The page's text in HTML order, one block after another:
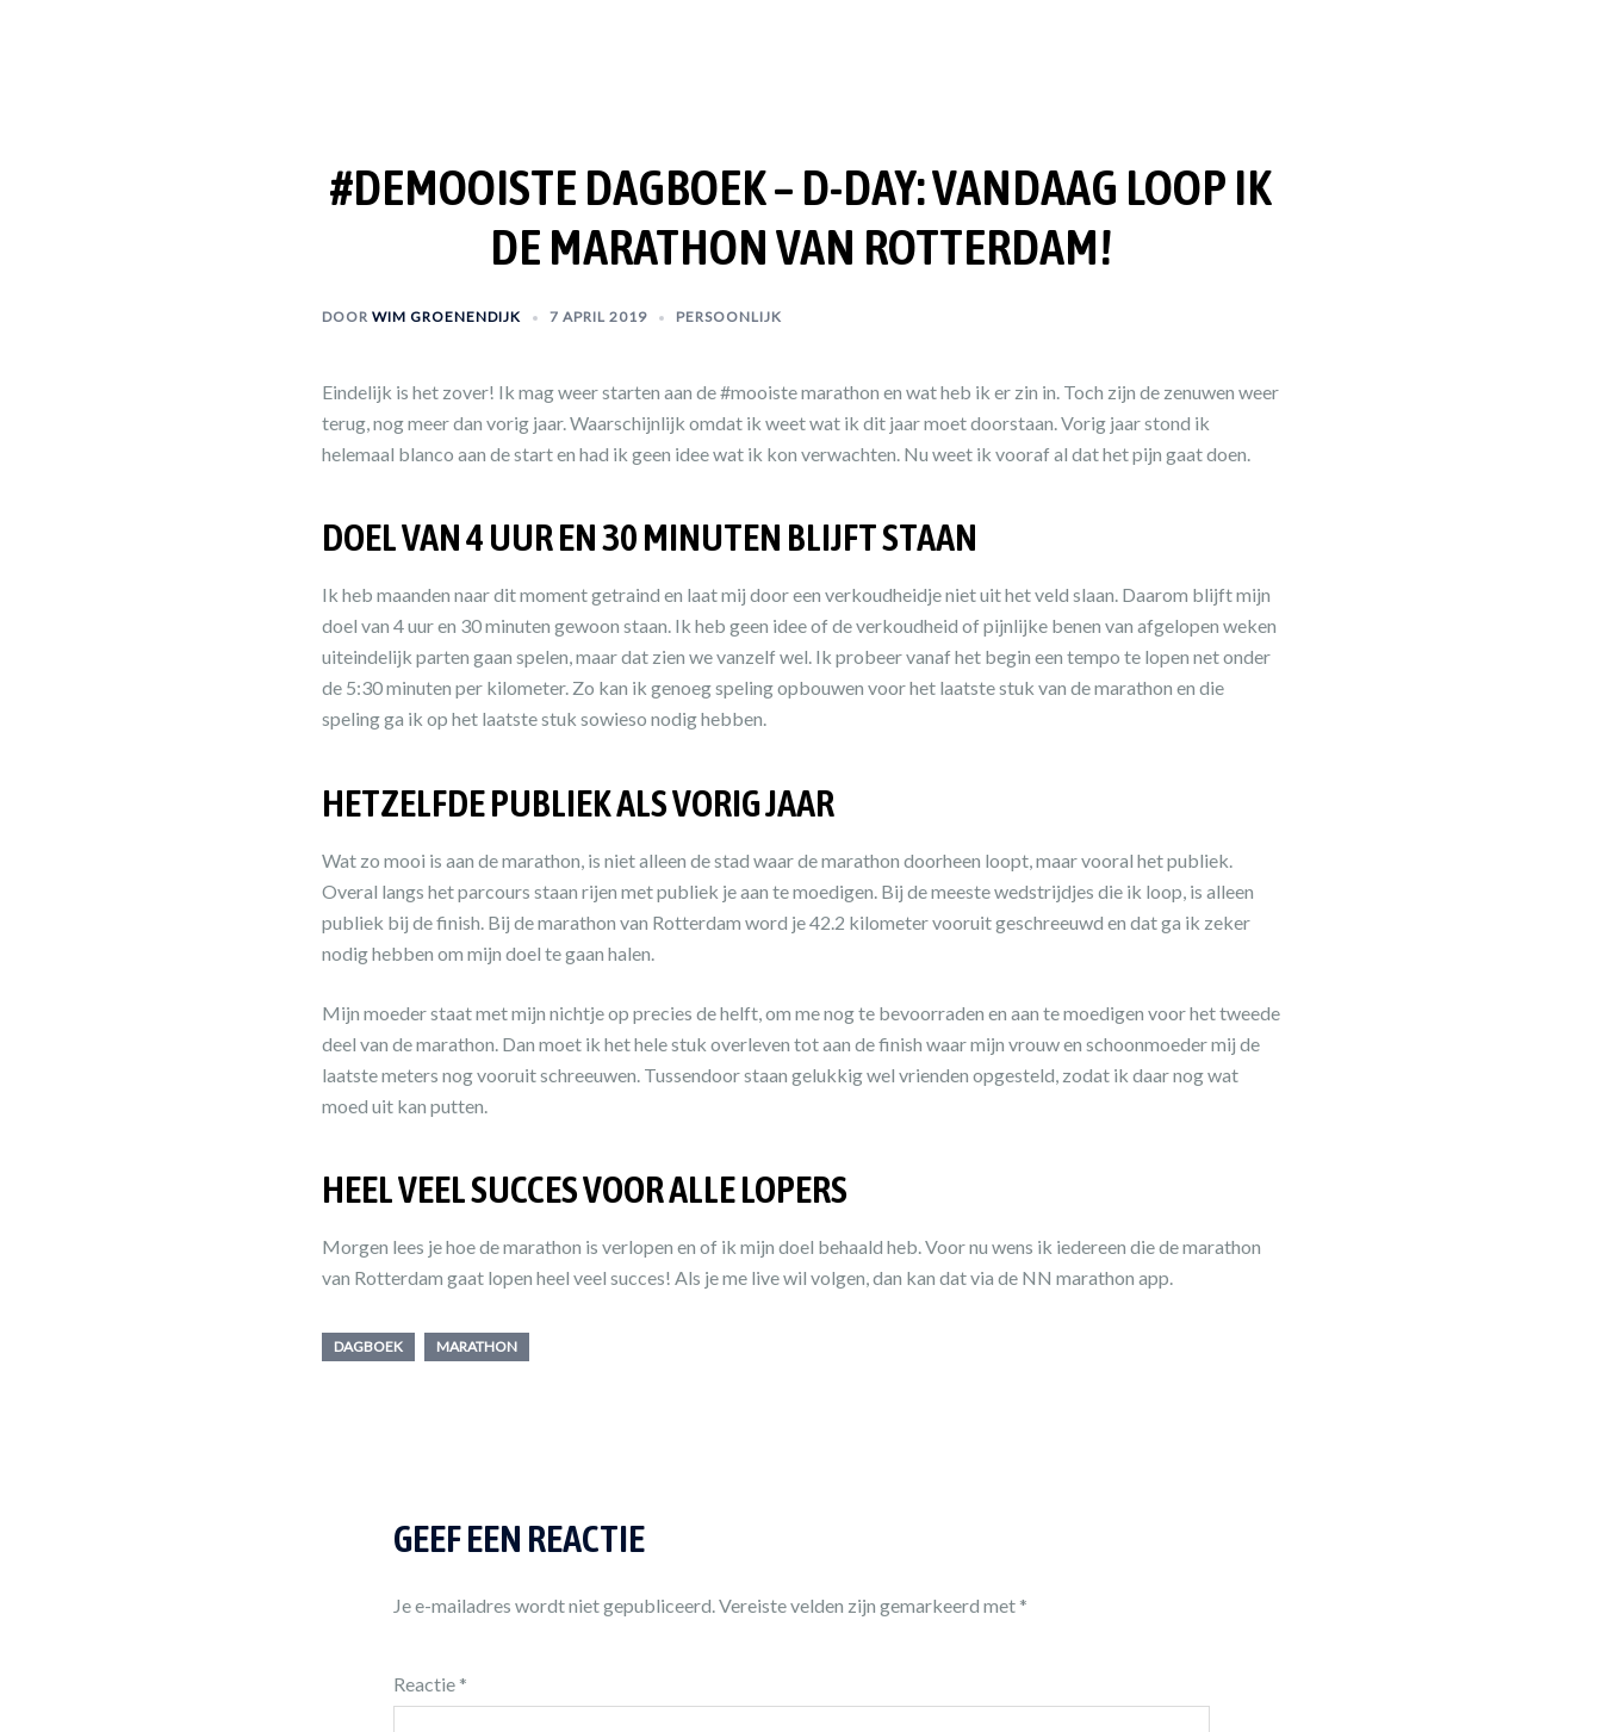
#DEMOOISTE DAGBOEK – D-DAY: VANDAAG LOOP IK
DE MARATHON VAN ROTTERDAM!
DOOR WIM GROENENDIJK 7 APRIL 2019 PERSOONLIJK
Eindelijk is het zover! Ik mag weer starten aan de #mooiste marathon en wat heb ik er zin in. Toch zijn de zenuwen weer
terug, nog meer dan vorig jaar. Waarschijnlijk omdat ik weet wat ik dit jaar moet doorstaan. Vorig jaar stond ik
helemaal blanco aan de start en had ik geen idee wat ik kon verwachten. Nu weet ik vooraf al dat het pijn gaat doen.
DOEL VAN 4 UUR EN 30 MINUTEN BLIJFT STAAN
Ik heb maanden naar dit moment getraind en laat mij door een verkoudheidje niet uit het veld slaan. Daarom blijft mijn
doel van 4 uur en 30 minuten gewoon staan. Ik heb geen idee of de verkoudheid of pijnlijke benen van afgelopen weken
uiteindelijk parten gaan spelen, maar dat zien we vanzelf wel. Ik probeer vanaf het begin een tempo te lopen net onder
de 5:30 minuten per kilometer. Zo kan ik genoeg speling opbouwen voor het laatste stuk van de marathon en die
speling ga ik op het laatste stuk sowieso nodig hebben.
HETZELFDE PUBLIEK ALS VORIG JAAR
Wat zo mooi is aan de marathon, is niet alleen de stad waar de marathon doorheen loopt, maar vooral het publiek.
Overal langs het parcours staan rijen met publiek je aan te moedigen. Bij de meeste wedstrijdjes die ik loop, is alleen
publiek bij de finish. Bij de marathon van Rotterdam word je 42.2 kilometer vooruit geschreeuwd en dat ga ik zeker
nodig hebben om mijn doel te gaan halen.
Mijn moeder staat met mijn nichtje op precies de helft, om me nog te bevoorraden en aan te moedigen voor het tweede
deel van de marathon. Dan moet ik het hele stuk overleven tot aan de finish waar mijn vrouw en schoonmoeder mij de
laatste meters nog vooruit schreeuwen. Tussendoor staan gelukkig wel vrienden opgesteld, zodat ik daar nog wat
moed uit kan putten.
HEEL VEEL SUCCES VOOR ALLE LOPERS
Morgen lees je hoe de marathon is verlopen en of ik mijn doel behaald heb. Voor nu wens ik iedereen die de marathon
van Rotterdam gaat lopen heel veel succes! Als je me live wil volgen, dan kan dat via de NN marathon app.
DAGBOEK MARATHON
GEEF EEN REACTIE
Je e-mailadres wordt niet gepubliceerd.Vereiste velden zijn gemarkeerd met *
Reactie *